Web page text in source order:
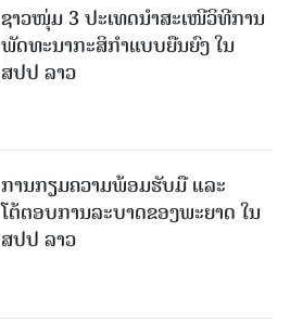
ຊາວໜຸ່ມ 3 ປະເທດນຳສະເໜີວິທີການ
ພັດທະນາກະສິກຳແບບຍືນຍົງ ໃນ
ສປປ ລາວ
ການກຽມຄວາມພ້ອມຮັບມື ແລະ
ໂຕ້ຕອບການລະບາດຂອງພະຍາດ ໃນ
ສປປ ລາວ